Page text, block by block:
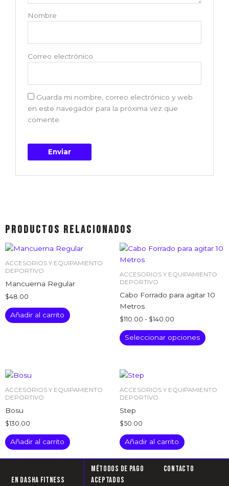
Nombre
Correo electrónico
Guarda mi nombre, correo electrónico y web
en este navegador para la próxima vez que
comente.
Productos relacionados
ACCESORIOS Y EQUIPAMIENTO
DEPORTIVO
Mancuerna Regular
$48.00
Añadir al carrito
ACCESORIOS Y EQUIPAMIENTO
DEPORTIVO
Cabo Forrado para agitar 10
Metros
$110.00 - $140.00
Rango
de
desde
$110.00
$140.00
Seleccionar opciones
Este
de
ACCESORIOS Y EQUIPAMIENTO
DEPORTIVO
Bosu
$130.00
Añadir al carrito
ACCESORIOS Y EQUIPAMIENTO
DEPORTIVO
Step
$50.00
Añadir al carrito
En Dasha Fitness
Métodos de pago
aceptados
Contacto